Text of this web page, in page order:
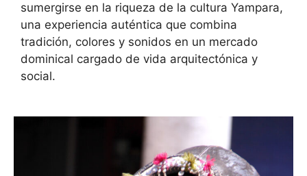
sumergirse en la riqueza de la cultura Yampara,
una experiencia auténtica que combina
tradición, colores y sonidos en un mercado
dominical cargado de vida arquitectónica y
social.